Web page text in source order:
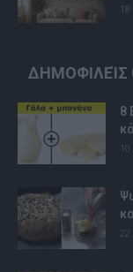
ΔΗΜΟΦΙΛΕΊΣ
8